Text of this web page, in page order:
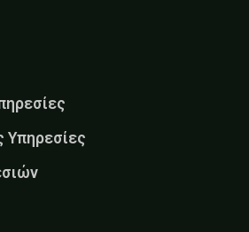
Υπηρεσίες